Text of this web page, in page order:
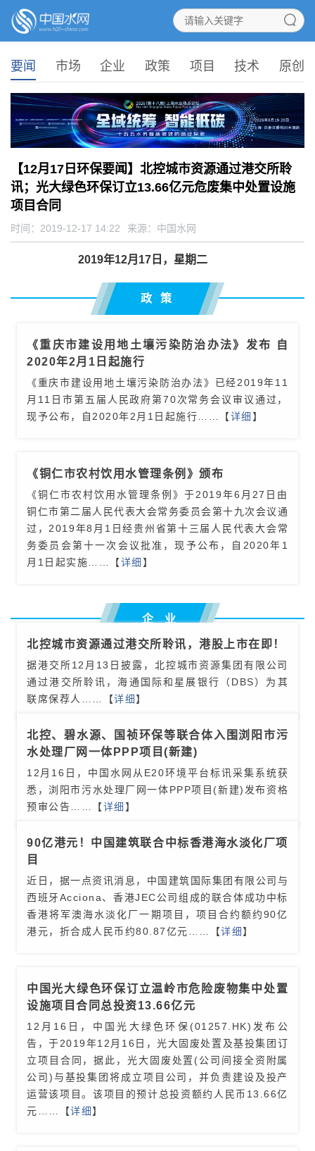
要闻 市场 企业 政策 项目 技术 原创
【12月17日环保要闻】北控城市资源通过港交所聆
讯；光大绿色环保订立13.66亿元危废集中处置设施
项目合同
时间：2019-12-17 14:22 来源： 中国水网
2019年12月17日，星期二
政 策
《重庆市建设用地土壤污染防治办法》发布 自
2020年2月1日起施行
《重庆市建设用地土壤污染防治办法》已经2019年11
月11日市第五届人民政府第70次常务会议审议通过，
现予公布，自2020年2月1日起施行 ……【详细 】
《铜仁市农村饮用水管理条例》颁布
《铜仁市农村饮用水管理条例》于2019年6月27日由
铜仁市第二届人民代表大会常务委员会第十九次会议通
过，2019年8月1日经贵州省第十三届人民代表大会常
务委员会第十一次会议批准，现予公布，自2020年1
月1日起实施 ……【详细 】
企 业
北控城市资源通过港交所聆讯，港股上市在即！
据港交所12月13日披露，北控城市资源集团有限公司
通过港交所聆讯，海通国际和星展银行（DBS）为其
联席保荐人
……【详细】
北控、碧水源、国祯环保等联合体入围浏阳市污
水处理厂网一体PPP项目(新建)
12月16日，中国水网从E20环境平台标讯采集系统获
悉，浏阳市污水处理厂网一体PPP项目(新建)发布资格
预审公告 ……【详细 】
90亿港元！中国建筑联合中标香港海水淡化厂项
目
近日，据一点资讯消息，中国建筑国际集团有限公司与
西班牙Acciona、香港JEC公司组成的联合体成功中标
香港将军澳海水淡化厂一期项目，项目合约额约90亿
港元，折合成人民币约80.87亿元 ……【详细】
中国光大绿色环保订立温岭市危险废物集中处置
设施项目合同总投资13.66亿元
12月16日，中国光大绿色环保(01257.HK)发布公
告，于2019年12月16日，光大固废处置及基投集团订
立项目合同，据此，光大固废处置(公司间接全资附属
公司)与基投集团将成立项目公司，并负责建设及投产
运营该项目。该项目的预计总投资额约人民币13.66亿
元 ……【详细】